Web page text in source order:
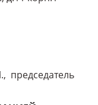
председатель